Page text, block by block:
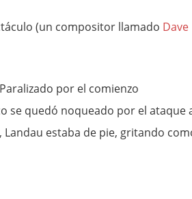
(un compositor llamado Dave
por el comienzo
se quedó noqueado por el ataque
Landau estaba de pie, gritando